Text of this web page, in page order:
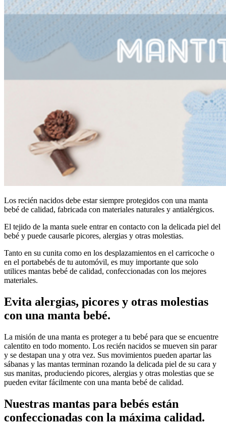
Los recién nacidos debe estar siempre protegidos con una manta
bebé de calidad, fabricada con materiales naturales y antialérgicos.
El tejido de la manta suele entrar en contacto con la delicada piel del
bebé y puede causarle picores, alergias y otras molestias.
Tanto en su cunita como en los desplazamientos en el carricoche o
en el portabebés de tu automóvil, es muy importante que solo
utilices mantas bebé de calidad, confeccionadas con los mejores
materiales.
Evita alergias, picores y otras molestias
con una manta bebé.
La misión de una manta es proteger a tu bebé para que se encuentre
calentito en todo momento. Los recién nacidos se mueven sin parar
y se destapan una y otra vez. Sus movimientos pueden apartar las
sábanas y las mantas terminan rozando la delicada piel de su cara y
sus manitas, produciendo picores, alergias y otras molestias que se
pueden evitar fácilmente con una manta bebé de calidad.
Nuestras mantas para bebés están
confeccionadas con la máxima calidad.